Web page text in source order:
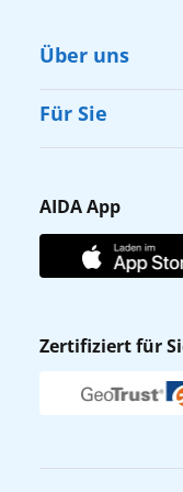
Über uns
Cruise & Help
Karriere
Affiliateprogramm
Verhaltens- &
Newsletter
Für Sie
Gästefragebogen
AIDA Club
AIDA App
Zertifiziert für